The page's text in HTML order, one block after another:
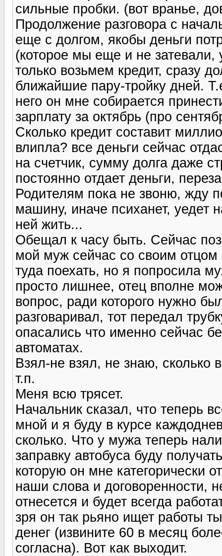
сильные пробки. (вот вранье,
Продолжение разговора с
еще с долгом, якобы деньги
(которое мы еще и не затевали,
только возьмем кредит, сразу
ближайшие пару-тройку дней.
него он мне собирается
зарплату за октябрь (про
Сколько кредит составит
влипла? все деньги сейчас
на счетчик, сумму долга даже
постоянно отдает деньги,
Родителям пока не звоню, жду
машину, иначе психанет, уедет
ней жить...
Обещал к часу быть. Сейчас
мой муж сейчас со своим отцом
туда поехать, но я попросила
просто лишнее, отец вполне
вопрос, ради которого нужно
разговаривал, тот передал
опасались что именно сейчас
автоматах.
Взял-не взял, не знаю, сколько
т.п.
Меня всю трясет.
Начальник сказал, что теперь
мной и я буду в курсе
сколько. Что у мужа теперь
заправку автобуса буду
которую он мне категорически
наши слова и договоренности,
отнесется и будет всегда
зря он так рьяно ищет работы
денег (извините 60 в месяц
согласна). Вот как выходит.